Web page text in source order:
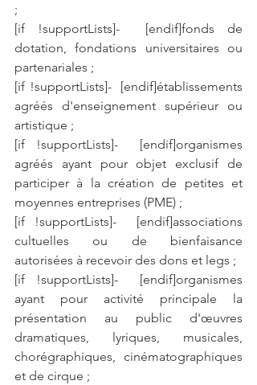
;
[if !supportLists]-  [endif]fonds de
dotation, fondations universitaires ou
partenariales ;
[if !supportLists]-  [endif]établissements
agréés d'enseignement supérieur ou
artistique ;
[if !supportLists]-  [endif]organismes
agréés ayant pour objet exclusif de
participer à la création de petites et
moyennes entreprises (PME) ;
[if !supportLists]-  [endif]associations
cultuelles ou de bienfaisance
autorisées à recevoir des dons et legs ;
[if !supportLists]-  [endif]organismes
ayant pour activité principale la
présentation au public d'œuvres
dramatiques, lyriques, musicales,
chorégraphiques, cinématographiques
et de cirque ;